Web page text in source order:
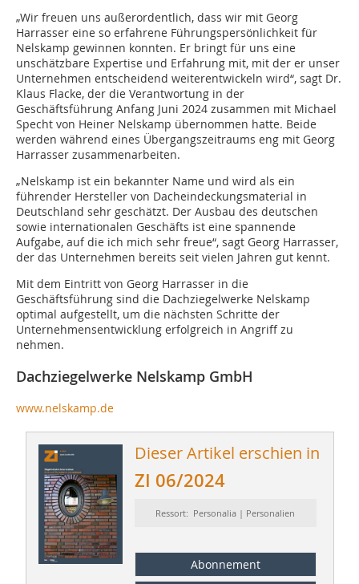
„Wir freuen uns außerordentlich, dass wir mit Georg
Harrasser eine so erfahrene Führungspersönlichkeit für
Nelskamp gewinnen konnten. Er bringt für uns eine
unschätzbare Expertise und Erfahrung mit, mit der er unser
Unternehmen entscheidend weiterentwickeln wird“, sagt Dr.
Klaus Flacke, der die Verantwortung in der
Geschäftsführung Anfang Juni 2024 zusammen mit Michael
Specht von Heiner Nelskamp übernommen hatte. Beide
werden während eines Übergangszeitraums eng mit Georg
Harrasser zusammenarbeiten.
„Nelskamp ist ein bekannter Name und wird als ein
führender Hersteller von Dacheindeckungsmaterial in
Deutschland sehr geschätzt. Der Ausbau des deutschen
sowie internationalen Geschäfts ist eine spannende
Aufgabe, auf die ich mich sehr freue“, sagt Georg Harrasser,
der das Unternehmen bereits seit vielen Jahren gut kennt.
Mit dem Eintritt von Georg Harrasser in die
Geschäftsführung sind die Dachziegelwerke Nelskamp
optimal aufgestellt, um die nächsten Schritte der
Unternehmensentwicklung erfolgreich in Angriff zu
nehmen.
Dachziegelwerke Nelskamp GmbH
www.nelskamp.de
Dieser Artikel erschien in
ZI 06/2024
Ressort: Personalia | Personalien
Abonnement